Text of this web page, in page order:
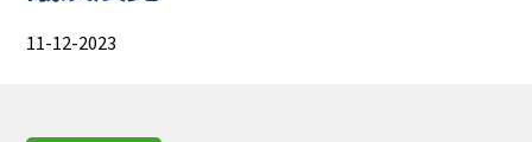
11-12-2023